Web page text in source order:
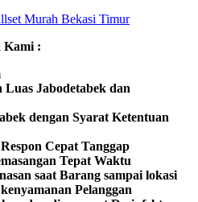
Kami :
Luas Jabodetabek dan
dengan Syarat Ketentuan
Cepat Tanggap
Tepat Waktu
saat Barang sampai lokasi
Pelanggan